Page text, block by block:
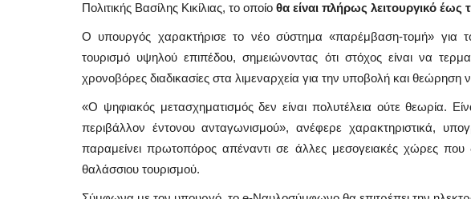
Πολιτικής Βασίλης Κικίλιας, το οποίο θα είναι πλήρως λειτουργικό έως
Ο υπουργός χαρακτήρισε το νέο σύστημα «παρέμβαση-τομή» για
τουρισμό υψηλού επιπέδου, σημειώνοντας ότι στόχος είναι να
χρονοβόρες διαδικασίες στα λιμεναρχεία για την υποβολή και
«Ο ψηφιακός μετασχηματισμός δεν είναι πολυτέλεια ούτε θεωρία.
περιβάλλον έντονου ανταγωνισμού», ανέφερε χαρακτηριστικά,
παραμείνει πρωτοπόρος απέναντι σε άλλες μεσογειακές χώρες που
θαλάσσιου τουρισμού.